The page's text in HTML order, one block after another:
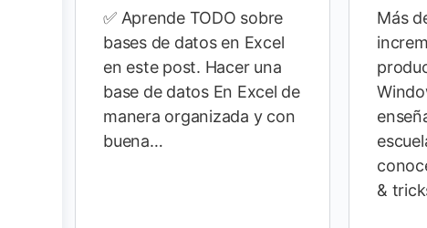
✅ Aprende TODO sobre
bases de datos en Excel
en este post. Hacer una
base de datos En Excel de
manera organizada y con
buena…
Más
&